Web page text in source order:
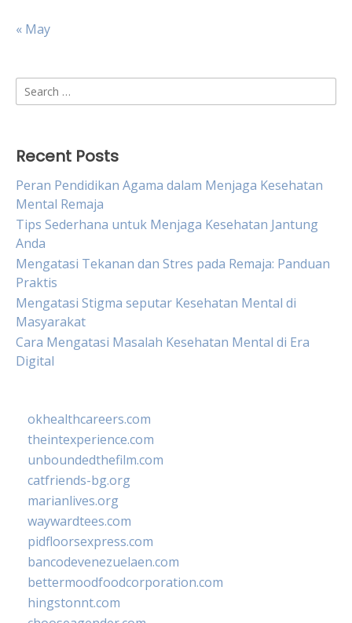
« May
Search
for:
Recent Posts
Peran Pendidikan Agama dalam Menjaga Kesehatan
Mental Remaja
Tips Sederhana untuk Menjaga Kesehatan Jantung
Anda
Mengatasi Tekanan dan Stres pada Remaja: Panduan
Praktis
Mengatasi Stigma seputar Kesehatan Mental di
Masyarakat
Cara Mengatasi Masalah Kesehatan Mental di Era
Digital
okhealthcareers.com
theintexperience.com
unboundedthefilm.com
catfriends-bg.org
marianlives.org
waywardtees.com
pidfloorsexpress.com
bancodevenezuelaen.com
bettermoodfoodcorporation.com
hingstonnt.com